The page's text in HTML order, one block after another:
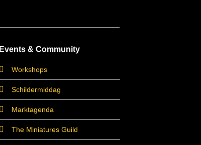
Events & Community
Workshops
Schildermiddag
Marktagenda
The Miniatures Guild